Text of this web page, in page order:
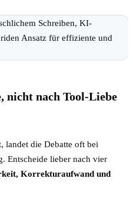
nicht nach Tool-Liebe
landet die Debatte oft bei
Entscheide lieber nach vier
Korrekturaufwand und